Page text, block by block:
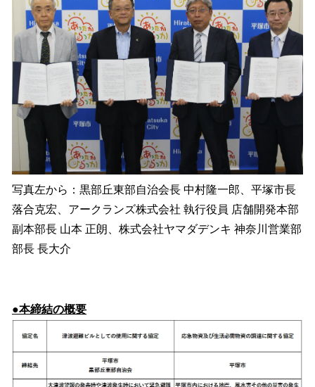
写真左から：黒部丘東部自治会長 中村隆一郎、平塚市長
落合克宏、アークランズ株式会社 執行役員 店舗開発本部
副本部長 山本 正朗、株式会社ヤマダデンキ 神奈川営業部
部長 長大介
●本締結の概要